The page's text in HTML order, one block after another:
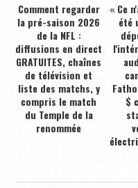
Comment regarder
la pré-saison 2026
de la NFL :
diffusions en direct
GRATUITES, chaînes
de télévision et
liste des matchs, y
compris le match
du Temple de la
renommée
« Ce
été
$